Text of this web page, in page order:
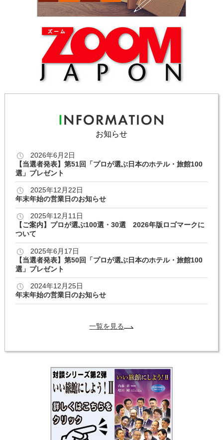
お知らせ
2026年6月2日
【当選者発表】第51回「プロが選ぶ日本のホテル・旅館100
選」プレゼント
2025年12月22日
年末年始の営業日のお知らせ
2025年12月11日
【ご案内】プロが選ぶ100選・30選 2026年版ロゴマークに
ついて
2025年6月17日
【当選者発表】第50回「プロが選ぶ日本のホテル・旅館100
選」プレゼント
2024年12月25日
年末年始の営業日のお知らせ
一覧を見る